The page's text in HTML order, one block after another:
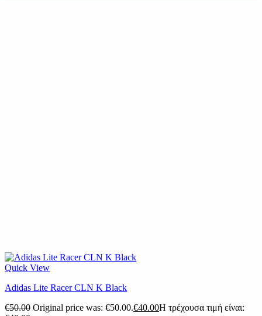
Quick View
Adidas Lite Racer CLN K Black
€50.00 Original price was: €50.00.€40.00Η τρέχουσα τιμή είναι: